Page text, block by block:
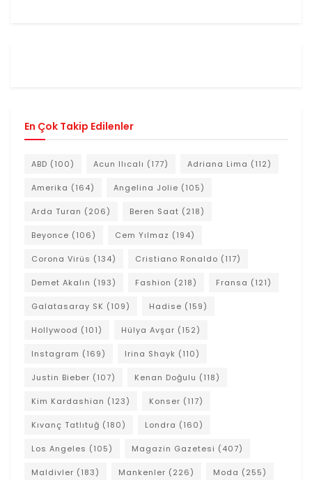
En Çok Takip Edilenler
ABD (100) Acun Ilıcalı (177) Adriana Lima (112)
Amerika (164) Angelina Jolie (105)
Arda Turan (206) Beren Saat (218)
Beyonce (106) Cem Yılmaz (194)
Corona Virüs (134) Cristiano Ronaldo (117)
Demet Akalın (193) Fashion (218) Fransa (121)
Galatasaray SK (109) Hadise (159)
Hollywood (101) Hülya Avşar (152)
Instagram (169) Irina Shayk (110)
Justin Bieber (107) Kenan Doğulu (118)
Kim Kardashian (123) Konser (117)
Kıvanç Tatlıtuğ (180) Londra (160)
Los Angeles (105) Magazin Gazetesi (407)
Maldivler (183) Mankenler (226) Moda (255)